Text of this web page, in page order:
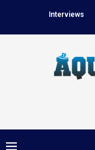
Interviews